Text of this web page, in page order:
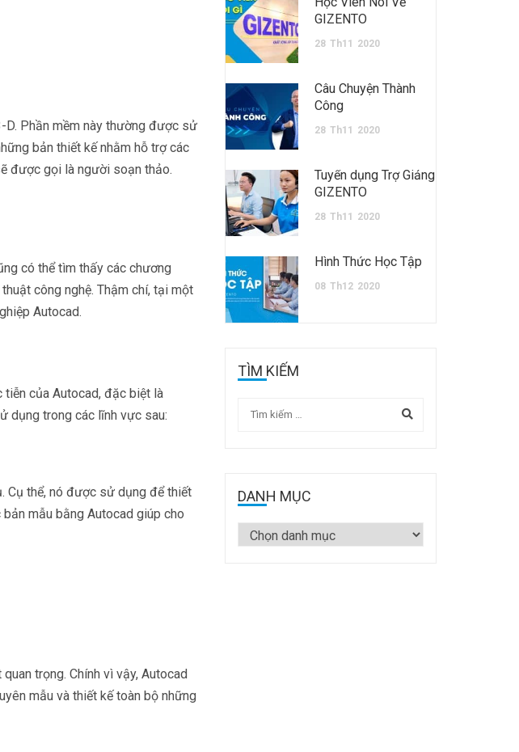
D. Phần mềm này thường được sử
bản thiết kế nhằm hỗ trợ các
được gọi là người soạn thảo.
có thể tìm thấy các chương
công nghệ. Thậm chí, tại một
Autocad.
tiễn của Autocad, đặc biệt là
dụng trong các lĩnh vực sau:
Cụ thể, nó được sử dụng để thiết
mẫu bằng Autocad giúp cho
trọng. Chính vì vậy, Autocad
mẫu và thiết kế toàn bộ những
GIZENTO
28 Th11 2020
Câu Chuyện Thành
Công
28 Th11 2020
Tuyển dụng Trợ Giảng
GIZENTO
28 Th11 2020
Hình Thức Học Tập
08 Th12 2020
TÌM KIẾM
DANH MỤC